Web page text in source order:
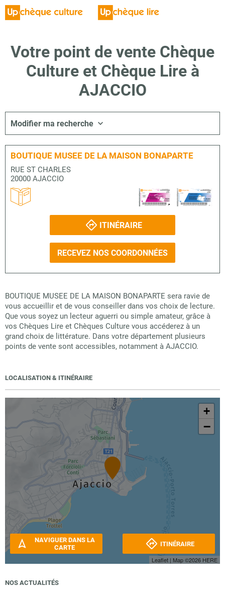
Votre point de vente Chèque
Culture et Chèque Lire à
AJACCIO
Modifier ma recherche
BOUTIQUE MUSEE DE LA MAISON BONAPARTE
RUE ST CHARLES
20000 AJACCIO
ITINÉRAIRE
RECEVEZ NOS COORDONNÉES
BOUTIQUE MUSEE DE LA MAISON BONAPARTE sera ravie de
vous accueillir et de vous conseiller dans vos choix de lecture.
Que vous soyez un lecteur aguerri ou simple amateur, grâce à
vos Chèques Lire et Chèques Culture vous accéderez à un
grand choix de littérature. Dans votre département plusieurs
points de vente sont accessibles, notamment à AJACCIO.
LOCALISATION & ITINÉRAIRE
+
−
Leaflet | Map ©2026 HERE
NAVIGUER DANS LA
CARTE
ITINÉRAIRE
NOS ACTUALITÉS